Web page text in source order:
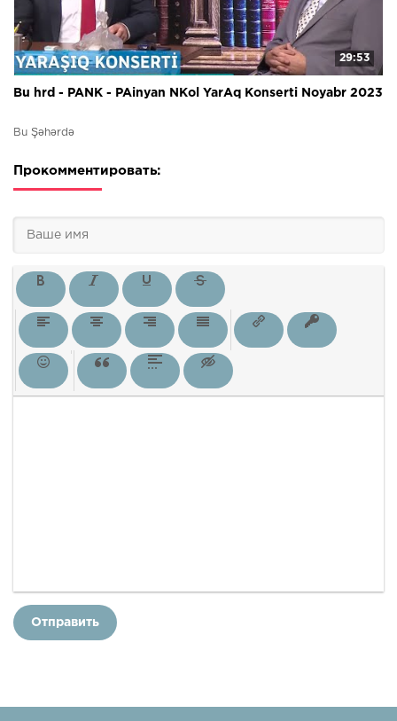
29:53
Bu hrd - PANK - PAinyan NKol YarAq Konserti Noyabr 2023
Bu Şəhərdə
Прокомментировать:
Отправить